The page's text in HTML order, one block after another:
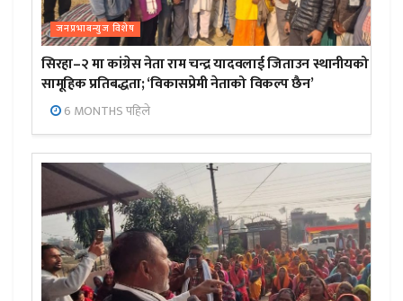
जनप्रभाबन्युज विशेष
सिरहा–२ मा कांग्रेस नेता राम चन्द्र यादवलाई जिताउन स्थानीयको
सामूहिक प्रतिबद्धता; ‘विकासप्रेमी नेताको विकल्प छैन’
6 MONTHS पहिले